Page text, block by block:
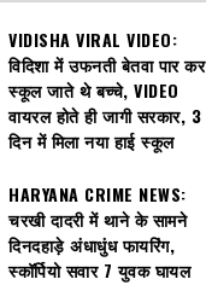
VIDISHA VIRAL VIDEO:
विदिशा में उफनती बेतवा पार कर
स्कूल जाते थे बच्चे, VIDEO
वायरल होते ही जागी सरकार, 3
दिन में मिला नया हाई स्कूल
HARYANA CRIME NEWS:
चरखी दादरी में थाने के सामने
दिनदहाड़े अंधाधुंध फायरिंग,
स्कॉर्पियो सवार 7 युवक घायल